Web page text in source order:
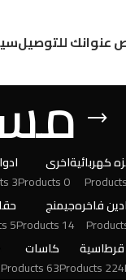
عنوانك للتوصيل
كهربائيةاخرى
0 Products
3 Products
فاخرهجيمنج
14 Products
5 Products
قرطاسية
224 Products
كاسات
63 Products